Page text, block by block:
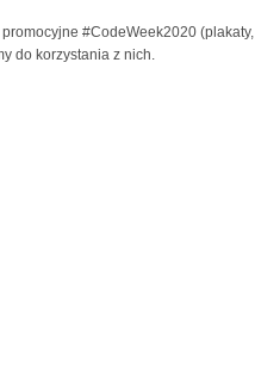
#CodeWeek2020 (plakaty,
do korzystania z nich.